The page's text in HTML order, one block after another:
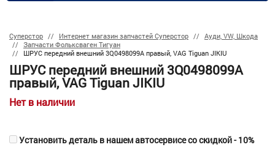
Суперстор Интернет магазин запчастей Суперстор
Ауди, VW, Шкода
Запчасти Фольксваген Тигуан
ШРУС передний внешний 3Q0498099A правый, VAG Tiguan JIKIU
ШРУС передний внешний 3Q0498099A
правый, VAG Tiguan JIKIU
Нет в наличии
Установить деталь в нашем автосервисе со скидкой - 10%